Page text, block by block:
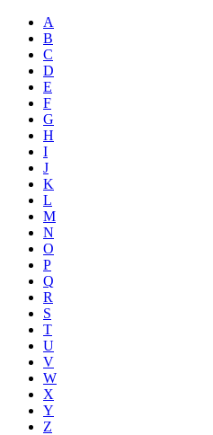
A
B
C
D
E
F
G
H
I
J
K
L
M
N
O
P
Q
R
S
T
U
V
W
X
Y
Z